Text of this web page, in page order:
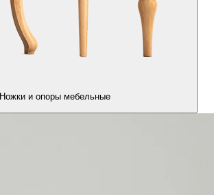
Ножки и опоры мебельные